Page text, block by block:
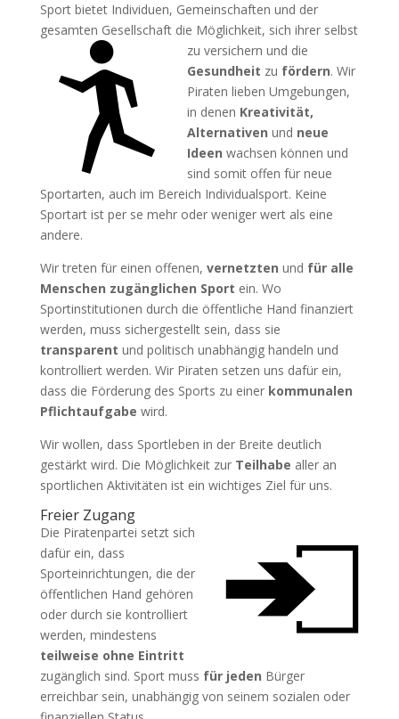
Sport bietet Individuen, Gemeinschaften und der
gesamten Gesellschaft die Möglichkeit, sich ihrer selbst
zu versichern und die
Gesundheit zu fördern. Wir
Piraten lieben Umgebungen,
in denen Kreativität,
Alternativen und neue
Ideen wachsen können und
sind somit offen für neue
Sportarten, auch im Bereich Individualsport. Keine
Sportart ist per se mehr oder weniger wert als eine
andere.
Wir treten für einen offenen, vernetzten und für alle
Menschen zugänglichen Sport ein. Wo
Sportinstitutionen durch die öffentliche Hand finanziert
werden, muss sichergestellt sein, dass sie
transparent und politisch unabhängig handeln und
kontrolliert werden. Wir Piraten setzen uns dafür ein,
dass die Förderung des Sports zu einer kommunalen
Pflichtaufgabe wird.
Wir wollen, dass Sportleben in der Breite deutlich
gestärkt wird. Die Möglichkeit zur Teilhabe aller an
sportlichen Aktivitäten ist ein wichtiges Ziel für uns.
Freier Zugang
Die Piratenpartei setzt sich
dafür ein, dass
Sporteinrichtungen, die der
öffentlichen Hand gehören
oder durch sie kontrolliert
werden, mindestens
teilweise ohne Eintritt
zugänglich sind. Sport muss für jeden Bürger
erreichbar sein, unabhängig von seinem sozialen oder